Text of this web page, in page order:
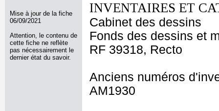
Mise à jour de la fiche
06/09/2021
Attention, le contenu de
cette fiche ne reflète
pas nécessairement le
dernier état du savoir.
INVENTAIRES ET
Cabinet des dessins
Fonds des dessins et
RF 39318, Recto
Anciens numéros
AM1930